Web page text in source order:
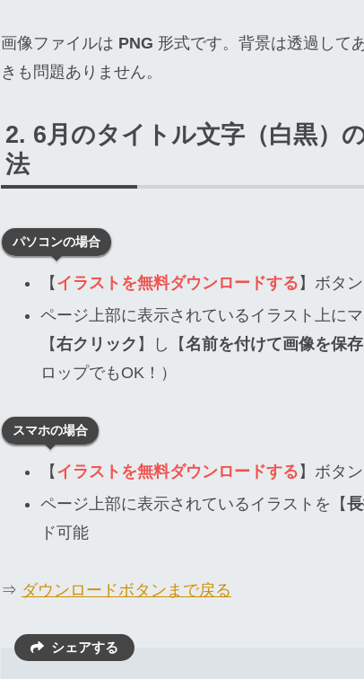
画像ファイルは PNG 形式です。背景は透過して
きも問題ありません。
6月のタイトル文字（白黒）
法
パソコンの場合
【 イラストを無料ダウンロードする 】ボタ
ページ上部に表示されているイラスト上に
【右クリック 】し【名前を付けて画像を保存
ロップでもOK！）
スマホの場合
【 イラストを無料ダウンロードする 】ボタ
ページ上部に表示されているイラストを【
ド可能
⇒ ダウンロードボタンまで戻る
シェアする